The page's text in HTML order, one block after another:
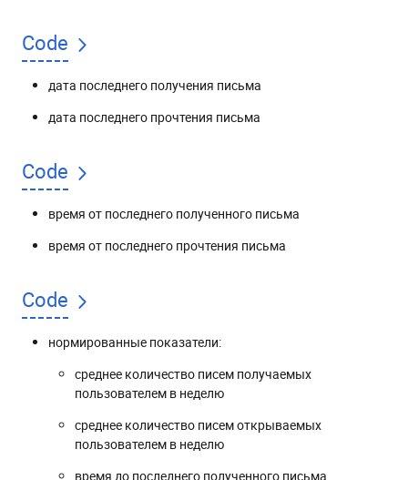
Code
дата последнего получения письма
дата последнего прочтения письма
Code
время от последнего полученного письма
время от последнего прочтения письма
Code
нормированные показатели:
среднее количество писем получаемых
пользователем в неделю
среднее количество писем открываемых
пользователем в неделю
время до последнего полученного письма